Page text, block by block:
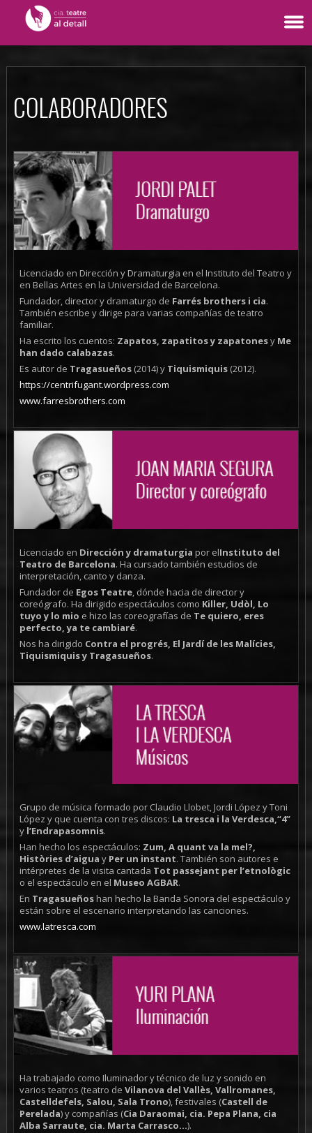
COLABORADORES
Licenciado en Dirección y Dramaturgia en el Instituto del Teatro y
en Bellas Artes en la Universidad de Barcelona.
Fundador, director y dramaturgo de Farrés brothers i cia.
También escribe y dirige para varias compañías de teatro
familiar.
Ha escrito los cuentos: Zapatos, zapatitos y zapatonesy Me
han dado calabazas.
Es autor de Tragasueños(2014) y Tiquismiquis(2012).
https://centrifugant.wordpress.com
www.farresbrothers.com
Licenciado en Dirección y dramaturgia por elInstituto del
Teatro de Barcelona. Ha cursado también estudios de
interpretación, canto y danza.
Fundador de Egos Teatre, dónde hacia de director y
coreógrafo. Ha dirigido espectáculos como Killer, Udòl, Lo
tuyo y lo mio e hizo las coreografías de Te quiero, eres
perfecto, ya te cambiaré.
Nos ha dirigido Contra el progrés, El Jardí de les Malícies,
Tiquismiquis y Tragasueños.
Grupo de música formado por Claudio Llobet, Jordi López y Toni
López y que cuenta con tres discos: La tresca i la Verdesca,“4”
y l’Endrapasomnis.
Han hecho los espectáculos: Zum, A quant va la mel?,
Històries d’aigua y Per un instant. También son autores e
intérpretes de la visita cantada Tot passejant per l’etnològic
o el espectáculo en el Museo AGBAR.
En Tragasueñoshan hecho la Banda Sonora del espectáculo y
están sobre el escenario interpretando las canciones.
www.latresca.com
Ha trabajado como Iluminador y técnico de luz y sonido en
varios teatros (teatro de Vilanova del Vallès, Vallromanes,
Castelldefels, Salou, Sala Trono), festivales (Castell de
Perelada) y compañías (Cia Daraomai, cia. Pepa Plana, cia
Alba Sarraute, cia. Marta Carrasco...).